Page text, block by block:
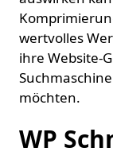
wertvolles
ihre Website-
möchten.
WP